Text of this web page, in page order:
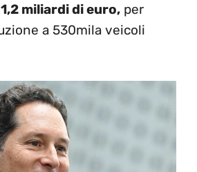
1,2 miliardi di euro, per
a 530mila veicoli